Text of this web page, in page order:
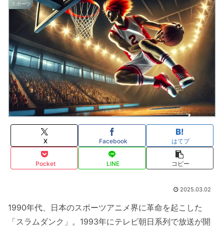
スポーツ
X Facebook はてブ
Pocket LINE コピー
2025.03.02
1990年代、日本のスポーツアニメ界に革命を起こした
「スラムダンク」。1993年にテレビ朝日系列で放送が開